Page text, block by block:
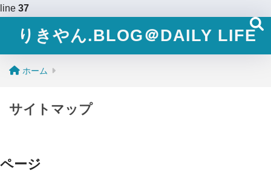
line 37
りきやん.BLOG＠DAILY LIFE
ホーム
サイトマップ
ページ